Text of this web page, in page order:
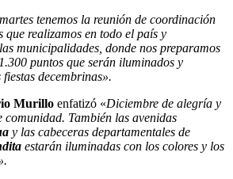
tenemos la reunión de coordinación
que realizamos en todo el país y
municipalidades, donde nos preparamos
puntos que serán iluminados y
decembrinas».
Murillo enfatizó «Diciembre de alegría y
También las avenidas
y las cabeceras departamentales de
estarán iluminadas con los colores y los